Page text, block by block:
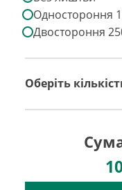
Одностороння
Двостороння
Оберіть